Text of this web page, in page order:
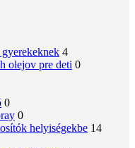
4
olejov pre deti 0
0
0
helyiségekbe 14